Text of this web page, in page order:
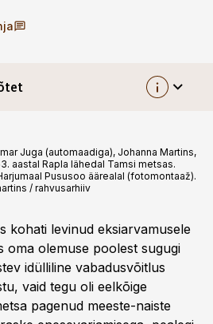
Juga (automaadiga), Johanna Martins,
aastal Rapla lähedal Tamsi metsas.
Pususoo äärealal (fotomontaaž).
/ rahvusarhiiv
kohati levinud eksiarvamusele
oma olemuse poolest sugugi
idülliline vabadusvõitlus
vaid tegu oli eelkõige
pagenud meeste-naiste